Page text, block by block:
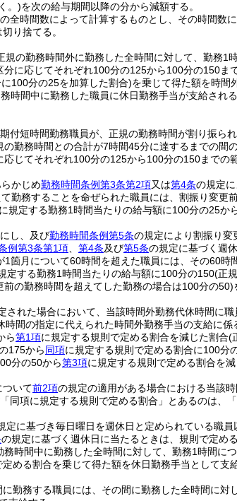
。)を次の給与期間以降の分から減額する。
全時間数によって計算するものとし、その時間数
り捨てる。
の勤務時間外に勤務した全時間に対して、勤務1時
に応じてそれぞれ100分の125から100分の150ま
100分の25を加算した割合)を乗じて得た額を時間
時間中に勤務した職員に休日勤務手当が支給され
付短時間勤務職員が、正規の勤務時間が割り振ら
勤務時間との合計が7時間45分に達するまでの間
じてそれぞれ100分の125から100分の150までの
かじめ勤務時間条例第3条第2項又は第4条の規定
勤務することを命ぜられた職員には、割振り変更
に規定する勤務1時間当たりの給与額に100分の25か
し、及び勤務時間条例第5条の規定により割振り変
例第3条第1項 第4条及び第5条の規定に基づく週
1箇月について60時間を超えた職員には、その60時
定する勤務1時間当たりの給与額に100分の150(正
の勤務時間を超えてした勤務の場合は100分の50)
された場合において、当該時間外勤務代休時間に職
間の指定に代えられた時間外勤務手当の支給に
ら第1項に規定する規則で定める割合を減じた割合(
175から同項に規定する規則で定める割合に100分
分の50から第3項に規定する規則で定める割合を
いて前2項の規定の適用がある場合における当該
項に規定する規則で定める割合」とあるのは、
定に基づき毎日曜日を週休日と定められている職員
の規定に基づく週休日に当たるときは、規則で定め
時間中に勤務した全時間に対して、勤務1時間につ
める割合を乗じて得た額を休日勤務手当として支給
勤務する職員には、その間に勤務した全時間に対